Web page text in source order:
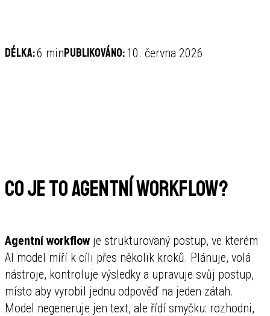
Délka:6 minPublikováno:10. června 2026
Co je to agentní workflow?
Agentní workflow je strukturovaný postup, ve kterém
AI model míří k cíli přes několik kroků. Plánuje, volá
nástroje, kontroluje výsledky a upravuje svůj postup,
místo aby vyrobil jednu odpověď na jeden zátah.
Model negeneruje jen text, ale řídí smyčku: rozhodni,